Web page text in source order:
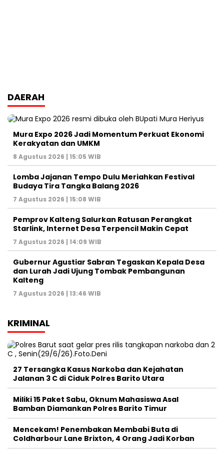
DAERAH
Mura Expo 2026 Jadi Momentum Perkuat Ekonomi
Kerakyatan dan UMKM
8 Agustus 2026 | 15:05 WIB
Lomba Jajanan Tempo Dulu Meriahkan Festival
Budaya Tira Tangka Balang 2026
7 Agustus 2026 | 15:08 WIB
Pemprov Kalteng Salurkan Ratusan Perangkat
Starlink, Internet Desa Terpencil Makin Cepat
7 Agustus 2026 | 14:09 WIB
Gubernur Agustiar Sabran Tegaskan Kepala Desa
dan Lurah Jadi Ujung Tombak Pembangunan
Kalteng
7 Agustus 2026 | 13:46 WIB
KRIMINAL
27 Tersangka Kasus Narkoba dan Kejahatan
Jalanan 3 C di Ciduk Polres Barito Utara
Miliki 15 Paket Sabu, Oknum Mahasiswa Asal
Bamban Diamankan Polres Barito Timur
Mencekam! Penembakan Membabi Buta di
Coldharbour Lane Brixton, 4 Orang Jadi Korban